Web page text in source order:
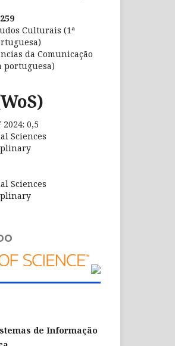
Culturais (1ª
da Comunicação
portuguesa)
2024: 0,5
Sciences
Sciences
de Informação